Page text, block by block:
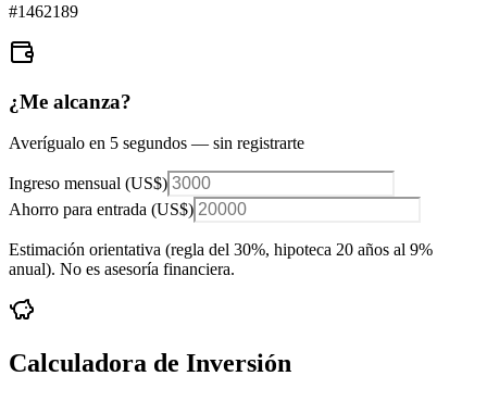
#1462189
¿Me alcanza?
Averígualo en 5 segundos — sin registrarte
Ingreso mensual (US$)
Ahorro para entrada (US$)
Estimación orientativa (regla del 30%, hipoteca 20 años al 9%
anual). No es asesoría financiera.
Calculadora de Inversión